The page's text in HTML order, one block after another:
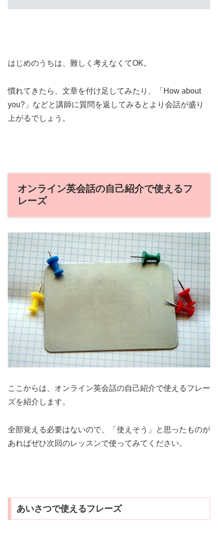
はじめのうちは、難しく考えなくてOK。
慣れてきたら、文章を付け足してみたり、「How about
you?」などと講師に質問を返してみるとより会話が盛り
上がるでしょう。
オンライン英会話の自己紹介で使えるフ
レーズ
ここからは、オンライン英会話の自己紹介で使えるフレー
ズを紹介します。
全部覚える必要はないので、「使えそう」と思ったものが
あればぜひ次回のレッスンで使ってみてください。
あいさつで使えるフレーズ